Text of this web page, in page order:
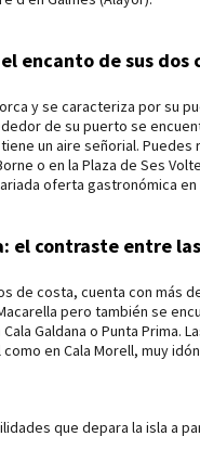
encanto de sus dos
y se caracteriza por su
de su puerto se
un aire señorial.
o en la Plaza de Ses
oferta gastronómica
el contraste entre
de costa, cuenta con más
pero también se
Galdana o Punta
en Cala Morell, muy
que depara la isla a